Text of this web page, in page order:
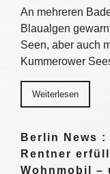
An mehreren
Blaualgen
Seen, aber auch
Kummerower
Weiterlesen
Berlin News :
Rentner
Wohnmobil –